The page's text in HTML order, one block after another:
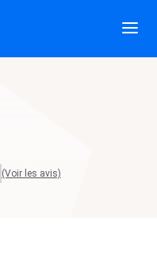
(Voir les avis)